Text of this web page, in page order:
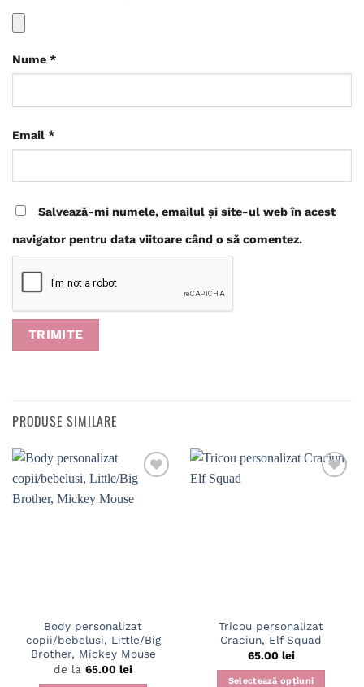
Nume *
Email *
Salvează-mi numele, emailul și site-ul web în acest
navigator pentru data viitoare când o să comentez.
PRODUSE SIMILARE
Body personalizat
copii/bebelusi, Little/Big
Brother, Mickey Mouse
de la 65.00 lei
Tricou personalizat
Craciun, Elf Squad
65.00 lei
Selectează opțiuni